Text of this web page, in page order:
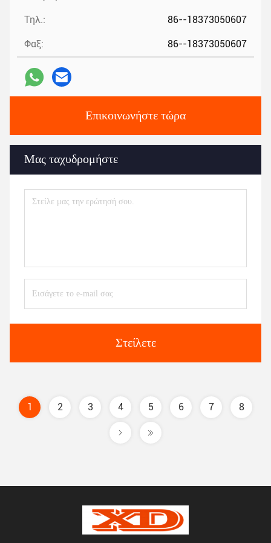
Τηλ.: 86--18373050607
Φαξ: 86--18373050607
Επικοινωνήστε τώρα
Μας ταχυδρομήστε
Στείλετε
1 2 3 4 5 6 7 8